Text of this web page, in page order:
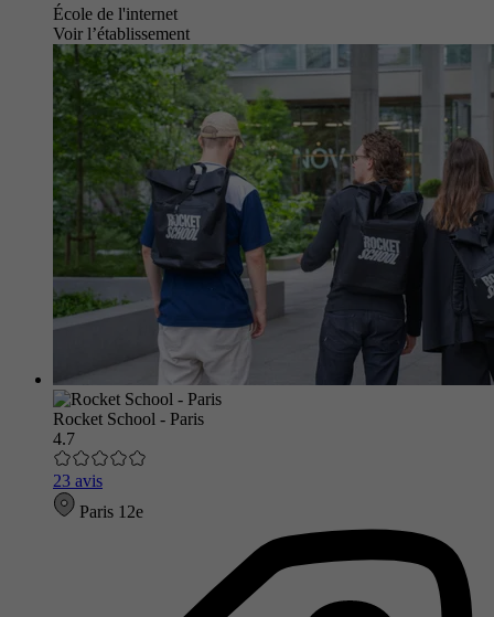
École de l'internet
Voir l’établissement
Rocket School - Paris
4.7
23 avis
Paris 12e